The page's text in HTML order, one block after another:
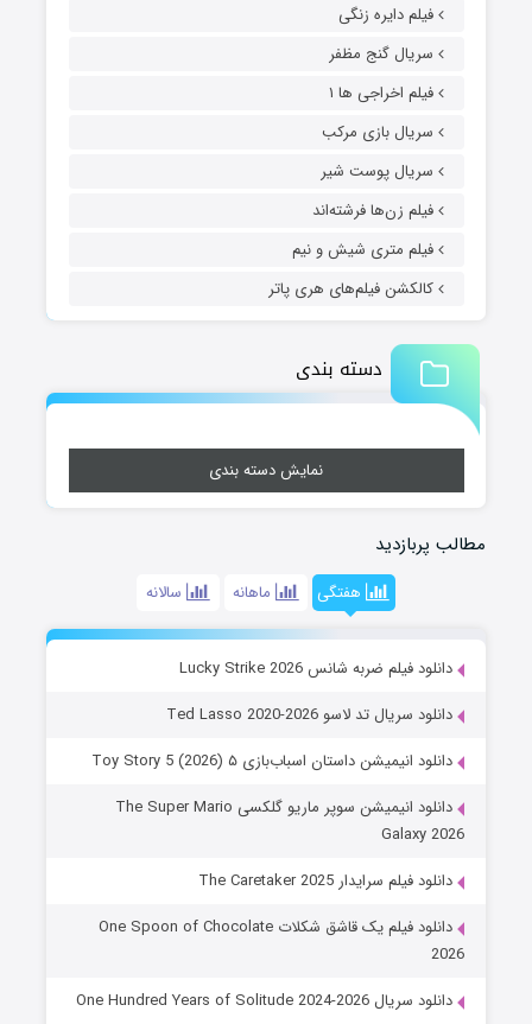
فیلم دایره زنگی
سریال گنج مظفر
فیلم اخراجی ها ۱
سریال بازی مرکب
سریال پوست شیر
فیلم زن‌ها فرشته‌اند
فیلم متری شیش و نیم
کالکشن فیلم‌های هری پاتر
دسته بندی
نمایش دسته بندی
مطالب پربازدید
هفتگی ماهانه سالانه
دانلود فیلم ضربه شانس Lucky Strike 2026
دانلود سریال تد لاسو Ted Lasso 2020-2026
دانلود انیمیشن داستان اسباب‌بازی ۵ Toy Story 5 (2026)
دانلود انیمیشن سوپر ماریو گلکسی The Super Mario
Galaxy 2026
دانلود فیلم سرایدار The Caretaker 2025
دانلود فیلم یک قاشق شکلات One Spoon of Chocolate
2026
دانلود سریال One Hundred Years of Solitude 2024-2026